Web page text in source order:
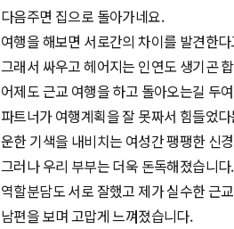
다음주면 집으로 돌아가네요.
여행을 해보면 서로간의 차이를 발견한
그래서 싸우고 헤어지는 인연도 생기곤
어제도 근교 여행을 하고 돌아오는길 두
파트너가 여행계획을 잘 못짜서 힘들었
운한 기색을 내비치는 여성간 팽팽한 신
그러나 우리 부부는 더욱 돈독해졌습니다.
역할분담도 서로 잘했고 제가 실수한 근
남편을 보며 고맙게 느껴졌습니다.